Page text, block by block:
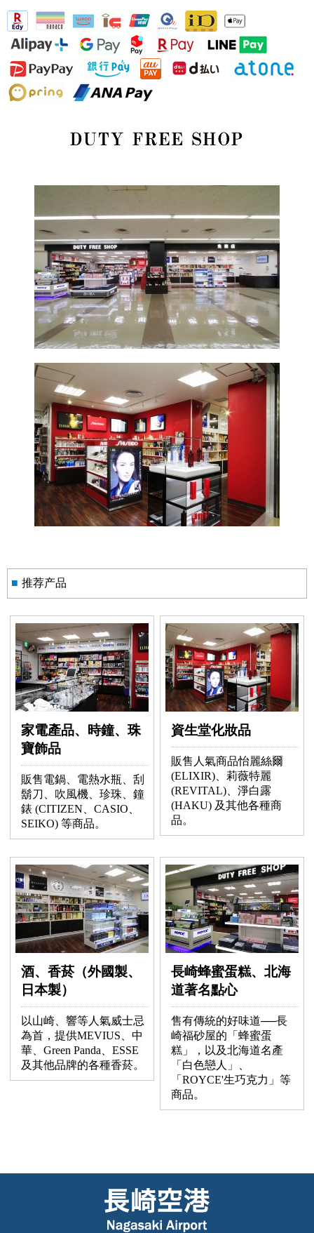
■ 推荐产品
家電產品、時鐘、珠
寶飾品
販售電鍋、電熱水瓶、刮
鬍刀、吹風機、珍珠、鐘
錶 (CITIZEN、CASIO、
SEIKO) 等商品。
資生堂化妝品
販售人氣商品怡麗絲爾
(ELIXIR)、莉薇特麗
(REVITAL)、淨白露
(HAKU) 及其他各種商
品。
酒、香菸（外國製、
日本製）
以山崎、響等人氣威士忌
為首，提供MEVIUS、中
華、Green Panda、ESSE
及其他品牌的各種香菸。
長崎蜂蜜蛋糕、北海
道著名點心
售有傳統的好味道──長
崎福砂屋的「蜂蜜蛋
糕」，以及北海道名產
「白色戀人」、
「ROYCE'生巧克力」等
商品。